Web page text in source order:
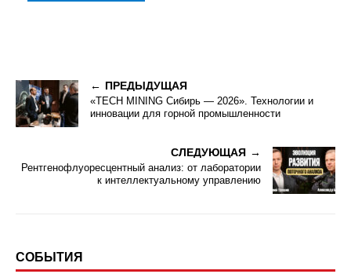
ПРЕДЫДУЩАЯ
«TECH MINING Сибирь — 2026». Технологии и
инновации для горной промышленности
СЛЕДУЮЩАЯ
Рентгенофлуоресцентный анализ: от лаборатории
к интеллектуальному управлению
СОБЫТИЯ